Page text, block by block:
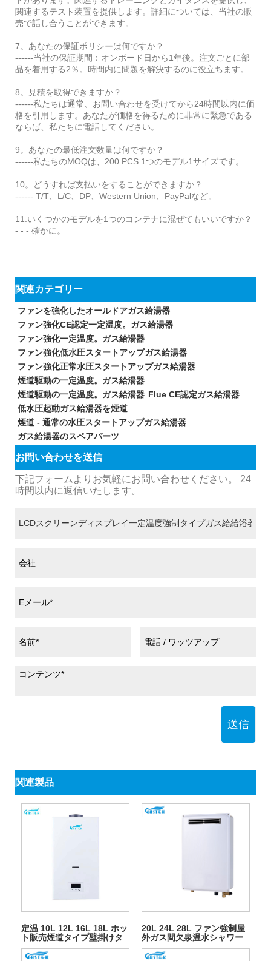
関連するテスト装置を提供します。詳細については、当社の販
売で話し合うことができます。
7。あなたの保証ポリシーは何ですか？
------当社の保証期間：オンボード日から1年後。注文ごとに部
品を着用する2％。時間内に問題を解決するのに役立ちます。
8。見積を取得できますか？
------私たちは通常、お問い合わせを受けてから24時間以内に価
格を引用します。あなたが価格を得るために非常に緊急である
ならば、私たちに電話してください。
9。あなたの最低注文数量は何ですか？
------私たちのMOQは、200 PCS 1つのモデル1サイズです。
10。どうすれば支払いをすることができますか？
------ T/T、L/C、DP、Western Union、PayPalなど。
11.いくつかのモデルを1つのコンテナに混ぜてもいいですか？
- - - 確かに。
関連カテゴリー
ファンを強化したオールドアガス給湯器
ファン強化CE認定一定温度。ガス給湯器
ファン強化一定温度。ガス給湯器
ファン強化低水圧スタートアップガス給湯器
ファン強化正常水圧スタートアップガス給湯器
煙道駆動の一定温度。ガス給湯器
煙道駆動の一定温度。ガス給湯器 Flue CE認定ガス給湯器
低水圧起動ガス給湯器を煙道
煙道 - 通常の水圧スタートアップガス給湯器
ガス給湯器のスペアパーツ
お問い合わせを送信
下記フォームよりお気軽にお問い合わせください。 24
時間以内に返信いたします。
送信
関連製品
定温 10L 12L 16L 18L ホッ
ト販売煙道タイプ壁掛けタ
ンクレスインスタント LPG
天然温水ガス給湯器シャワ
20L 24L 28L ファン強制屋
外ガス間欠泉温水シャワー
用